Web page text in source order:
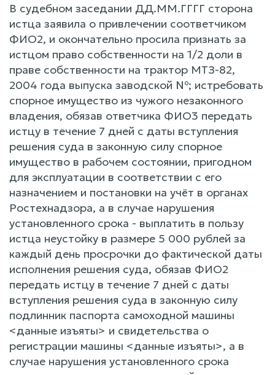
В судебном заседании ДД.ММ.ГГГГ сторона
истца заявила о привлечении соответчиком
ФИО2, и окончательно просила признать за
истцом право собственности на 1/2 доли в
праве собственности на трактор МТЗ-82,
2004 года выпуска заводской №; истребовать
спорное имущество из чужого незаконного
владения, обязав ответчика ФИО3 передать
истцу в течение 7 дней с даты вступления
решения суда в законную силу спорное
имущество в рабочем состоянии, пригодном
для эксплуатации в соответствии с его
назначением и постановки на учёт в органах
Ростехнадзора, а в случае нарушения
установленного срока - выплатить в пользу
истца неустойку в размере 5 000 рублей за
каждый день просрочки до фактической даты
исполнения решения суда, обязав ФИО2
передать истцу в течение 7 дней с даты
вступления решения суда в законную силу
подлинник паспорта самоходной машины
<данные изъяты> и свидетельства о
регистрации машины <данные изъяты>, а в
случае нарушения установленного срока